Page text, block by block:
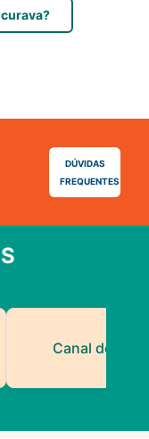
DÚVIDAS
FREQUENTES
Canal do